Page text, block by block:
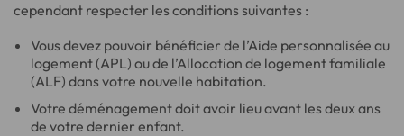
cependant respecter les conditions suivantes :
Vous devez pouvoir bénéficier de l’Aide personnalisée au
logement (APL) ou de l’Allocation de logement familiale
(ALF) dans votre nouvelle habitation.
Votre déménagement doit avoir lieu avant les deux ans
de votre dernier enfant.